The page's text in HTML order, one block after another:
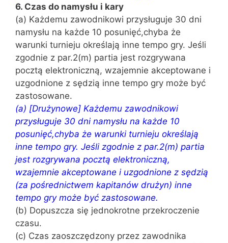
6. Czas do namysłu i kary
(a) Każdemu zawodnikowi przysługuje 30 dni
namysłu na każde 10 posunięć,chyba że
warunki turnieju określają inne tempo gry. Jeśli
zgodnie z par.2(m) partia jest rozgrywana
pocztą elektroniczną, wzajemnie akceptowane i
uzgodnione z sędzią inne tempo gry może być
zastosowane.
(a) [Drużynowe] Każdemu zawodnikowi
przysługuje 30 dni namysłu na każde 10
posunięć,chyba że warunki turnieju określają
inne tempo gry. Jeśli zgodnie z par.2(m) partia
jest rozgrywana pocztą elektroniczną,
wzajemnie akceptowane i uzgodnione z sędzią
(za pośrednictwem kapitanów drużyn) inne
tempo gry może być zastosowane.
(b) Dopuszcza się jednokrotne przekroczenie
czasu.
(c) Czas zaoszczędzony przez zawodnika